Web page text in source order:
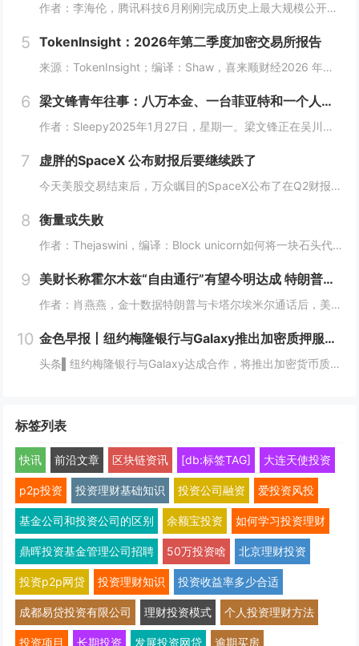
作者：李海伦，腾讯科技6月刚刚完成历史上最大规模公开募股的SpaceX，正式交出了上市后的首份业绩答卷。在截至2026年6月30日的第二季度，SpaceX总收入达到78亿美元，较去年同期的41亿美元增长了92%，也大幅超过了华尔街预期的69...
5 TokenInsight：2026年第二季度加密交易所报告
来源：TokenInsight；编译：Shaw，喜来顺财经2026 年第二季度，加密交易所行业从大范围去杠杆阶段迈入谨慎企稳周期。行业总交易量环比再度下滑 8%，至 16.5 万亿美元；但交易结构出现改善：现货交易量从 3.3 万亿美元回升...
6 梁文锋青年往事：八万本金、一台菲亚特和一个人的长征
作者：Sleepy2025年1月27日，星期一。梁文锋正在吴川的一片球场上，和几个初中同学踢球。七天前，DeepSeek-R1发布。七天后，消息越过太平洋，在美国资本市场掀起震荡。英伟达股价单日跌去超过16%，市值蒸发近六千亿美元。美国媒体...
7 虚胖的SpaceX 公布财报后要继续跌了
今天美股交易结束后，万众瞩目的SpaceX公布了在Q2财报。营收78.14亿美元，同比增长92%，市场预期69.3亿，超了约9亿。净亏损从去年同期的10.08亿收窄到5.41亿。每股亏9美分，而市场预期是亏26美分。经营亏损从9.7亿收窄到...
8 衡量或失败
作者：Thejaswini，编译：Block unicorn如何将一块石头代币化？找一块石头，铸造一种代表它的代币，而这块石头则被存放在某个地方。现在，这块石头可以全天交易，并被分割成碎片。这种代币交易迅速、流动性强，几秒钟就能完成结算，而...
9 美财长称霍尔木兹“自由通行”有望今明达成 特朗普与卡塔尔埃米尔通话促降级
作者：肖燕燕，金十数据特朗普与卡塔尔埃米尔通话后，美方释放积极信号。贝森特称，美伊可能很快达成协议，开放霍尔木兹海峡并恢复“自由通行”，油价应声暴跌。美国总统特朗普周二与卡塔尔埃米尔谢赫·塔米姆·本·哈马德·阿勒萨尼（Sheikh Tami...
10 金色早报丨纽约梅隆银行与Galaxy推出加密质押服务 三星拟向手机添加原生稳定币功能
头条▌纽约梅隆银行与Galaxy达成合作，将推出加密货币质押服务8月4日，Galaxy Digital 宣布与纽约梅隆银行（BNY）达成战略合作，进一步推动面向机构市场的数字资产基础设施建设。此次合作将支持包括质押在内的数字资产服务——质押...
标签列表
快讯 前沿文章 区块链资讯 [db:标签TAG] 大连天使投资
p2p投资 投资理财基础知识 投资公司融资 爱投资风投
基金公司和投资公司的区别 余额宝投资 如何学习投资理财
鼎晖投资基金管理公司招聘 50万投资啥 北京理财投资
投资p2p网贷 投资理财知识 投资收益率多少合适
成都易贷投资有限公司 理财投资模式 个人投资理财方法
投资项目 长期投资 发展投资网贷 逾期买房